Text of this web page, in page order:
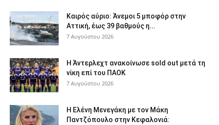
Καιρός αύριο: Άνεμοι 5 μποφόρ στην
Αττική, έως 39 βαθμούς η...
7 Αυγούστου 2026
Η Άντερλεχτ ανακοίνωσε sold out μετά τη
νίκη επί του ΠΑΟΚ
7 Αυγούστου 2026
Η Ελένη Μενεγάκη με τον Μάκη
Παντζόπουλο στην Κεφαλονιά: